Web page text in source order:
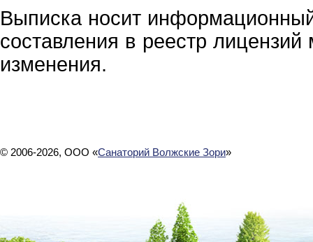
Выписка носит
составления в реестр
изменения.
© 2006-2026, ООО «Санаторий Волжские Зори»